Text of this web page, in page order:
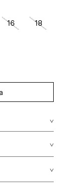
16
18
y divertido.
los